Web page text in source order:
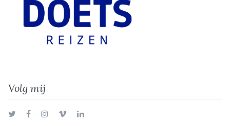
Volg mij
TwitterFacebookInstagram
VimeoLinkedIn